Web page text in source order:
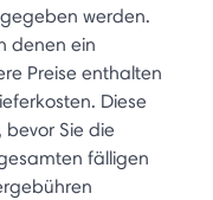
werden.
denen ein
Preise enthalten
Diese
Sie die
fälligen